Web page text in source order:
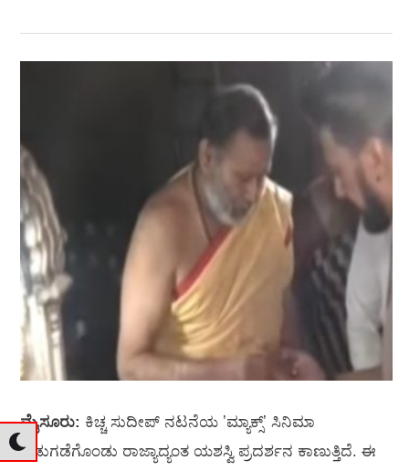
ಮೈಸೂರು: ಕಿಚ್ಚ ಸುದೀಪ್‌ ನಟನೆಯ ʼಮ್ಯಾಕ್ಸ್‌ʼ ಸಿನಿಮಾ
ಬಿಡುಗಡೆಗೊಂಡು ರಾಜ್ಯಾದ್ಯಂತ ಯಶಸ್ವಿ ಪ್ರದರ್ಶನ ಕಾಣುತ್ತಿದೆ. ಈ